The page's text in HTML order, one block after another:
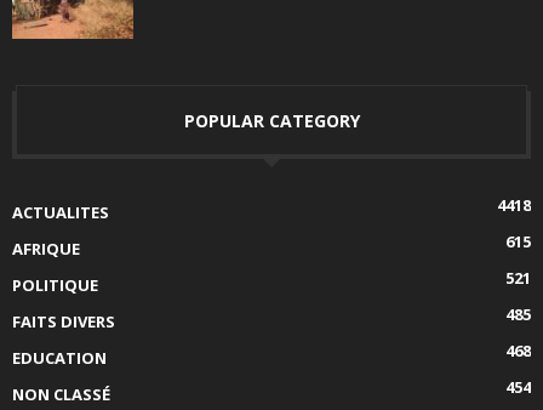
POPULAR CATEGORY
ACTUALITES
4418
AFRIQUE
615
POLITIQUE
521
FAITS DIVERS
485
EDUCATION
468
NON CLASSÉ
454